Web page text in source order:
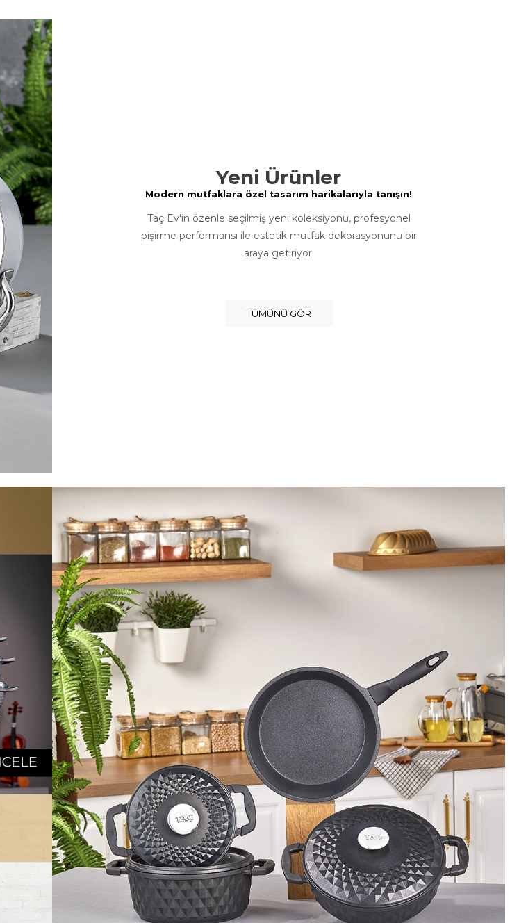
Yeni Ürünler
Modern mutfaklara özel tasarım harikalarıyla tanışın!
Taç Ev'in özenle seçilmiş yeni koleksiyonu, profesyonel
pişirme performansı ile estetik mutfak dekorasyonunu bir
araya getiriyor.
TÜMÜNÜ GÖR